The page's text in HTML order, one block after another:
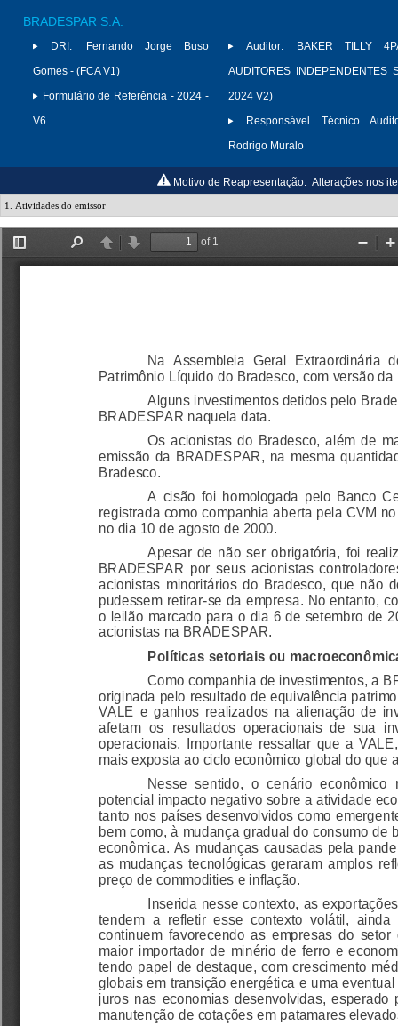
BRADESPAR S.A.
DRI:
Fernando Jorge Buso
Gomes - (FCA V1)
Formulário de Referência - 2024 -
V6
Auditor:
BAKER TILLY
AUDITORES INDEPENDENTES
2024 V2)
Responsável Técnico
Rodrigo Muralo
Motivo de Reapresentação: Alterações nos